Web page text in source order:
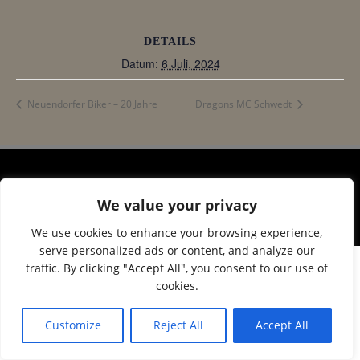
We value your privacy
We use cookies to enhance your browsing experience,
serve personalized ads or content, and analyze our
traffic. By clicking "Accept All", you consent to our use of
cookies.
Customize Reject All Accept All
DETAILS
Datum: 6 Juli, 2024
Neuendorfer Biker – 20 Jahre Dragons MC Schwedt
andColibri